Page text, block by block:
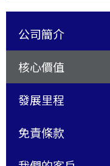
公司簡介
核心價值
發展里程
免責條款